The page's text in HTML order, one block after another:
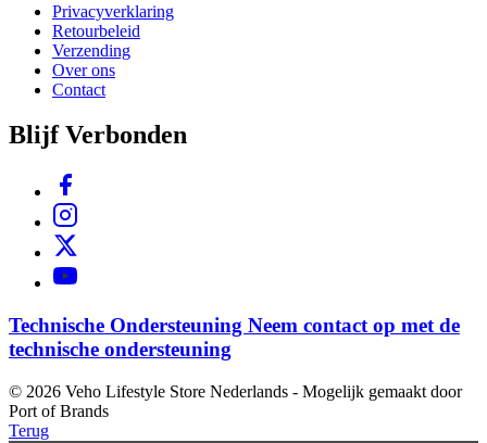
Privacyverklaring
Retourbeleid
Verzending
Over ons
Contact
Blijf Verbonden
Technische Ondersteuning Neem contact op met de
technische ondersteuning
© 2026 Veho Lifestyle Store Nederlands - Mogelijk gemaakt door
Port of Brands
Terug